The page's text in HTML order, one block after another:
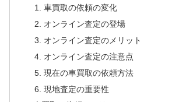
車買取の依頼の変化
オンライン査定の登場
オンライン査定のメリット
オンライン査定の注意点
現在の車買取の依頼方法
現地査定の重要性